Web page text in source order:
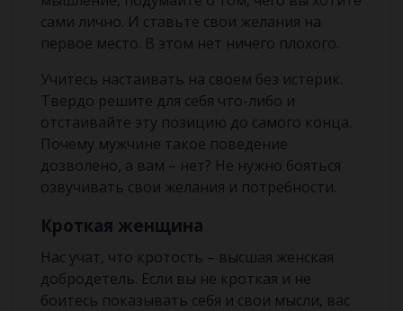
сами лично. И ставьте свои желания на
первое место. В этом нет ничего плохого.
Учитесь настаивать на своем без истерик.
Твердо решите для себя что-либо и
отстаивайте эту позицию до самого конца.
Почему мужчине такое поведение
дозволено, а вам – нет? Не нужно бояться
озвучивать свои желания и потребности.
Кроткая женщина
Нас учат, что кротость – высшая женская
добродетель. Если вы не кроткая и не
боитесь показывать себя и свои мысли, вас